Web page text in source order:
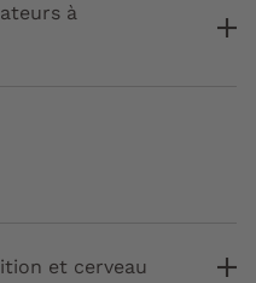
à
et cerveau